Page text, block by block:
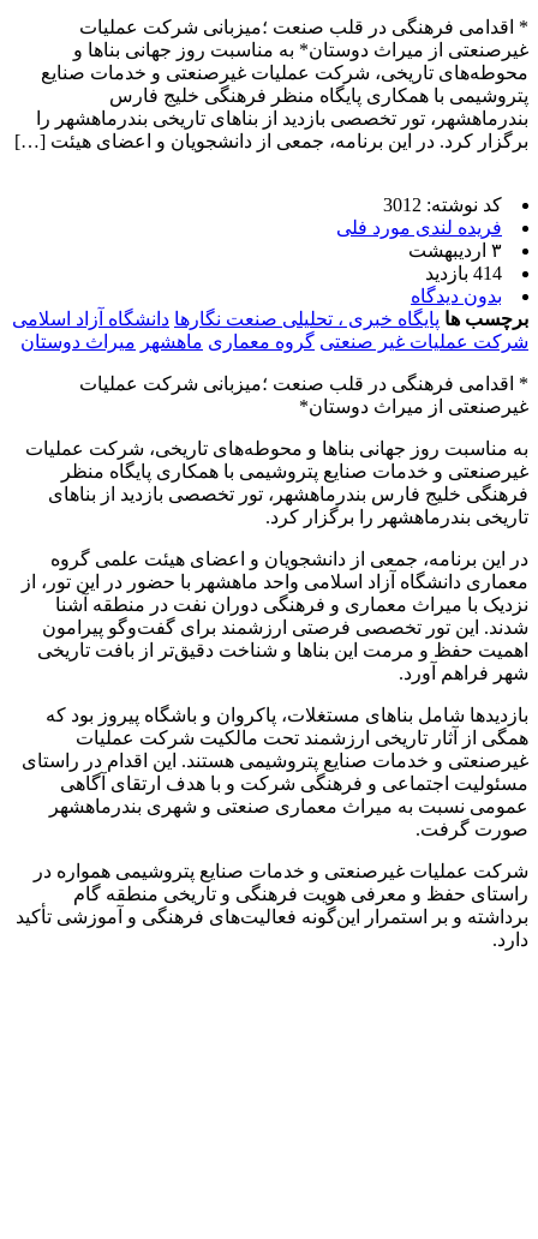
* اقدامی فرهنگی در قلب صنعت ؛میزبانی شرکت عملیات
غیرصنعتی از میراث دوستان* به مناسبت روز جهانی بناها و
محوطه‌های تاریخی، شرکت عملیات غیرصنعتی و خدمات صنایع
پتروشیمی با همکاری پایگاه منظر فرهنگی خلیج فارس
بندرماهشهر، تور تخصصی بازدید از بناهای تاریخی بندرماهشهر را
برگزار کرد. در این برنامه، جمعی از دانشجویان و اعضای هیئت […]
کد نوشته: 3012
فریده لندی مورد فلی
۳ اردیبهشت
414 بازدید
بدون دیدگاه
برچسب ها پایگاه خبری ، تحلیلی صنعت نگارها دانشگاه آزاد اسلامی
شرکت عملیات غیر صنعتی گروه معماری ماهشهر میراث دوستان
* اقدامی فرهنگی در قلب صنعت ؛میزبانی شرکت عملیات
غیرصنعتی از میراث دوستان*
به مناسبت روز جهانی بناها و محوطه‌های تاریخی، شرکت عملیات
غیرصنعتی و خدمات صنایع پتروشیمی با همکاری پایگاه منظر
فرهنگی خلیج فارس بندرماهشهر، تور تخصصی بازدید از بناهای
تاریخی بندرماهشهر را برگزار کرد.
در این برنامه، جمعی از دانشجویان و اعضای هیئت علمی گروه
معماری دانشگاه آزاد اسلامی واحد ماهشهر با حضور در این تور، از
نزدیک با میراث معماری و فرهنگی دوران نفت در منطقه آشنا
شدند. این تور تخصصی فرصتی ارزشمند برای گفت‌وگو پیرامون
اهمیت حفظ و مرمت این بناها و شناخت دقیق‌تر از بافت تاریخی
شهر فراهم آورد.
بازدیدها شامل بناهای مستغلات، پاکروان و باشگاه پیروز بود که
همگی از آثار تاریخی ارزشمند تحت مالکیت شرکت عملیات
غیرصنعتی و خدمات صنایع پتروشیمی هستند. این اقدام در راستای
مسئولیت اجتماعی و فرهنگی شرکت و با هدف ارتقای آگاهی
عمومی نسبت به میراث معماری صنعتی و شهری بندرماهشهر
صورت گرفت.
شرکت عملیات غیرصنعتی و خدمات صنایع پتروشیمی همواره در
راستای حفظ و معرفی هویت فرهنگی و تاریخی منطقه گام
برداشته و بر استمرار این‌گونه فعالیت‌های فرهنگی و آموزشی تأکید
دارد.